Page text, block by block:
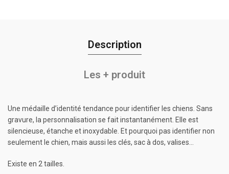
Description
Les + produit
Une médaille d’identité tendance pour identifier les chiens. Sans
gravure, la personnalisation se fait instantanément. Elle est
silencieuse, étanche et inoxydable. Et pourquoi pas identifier non
seulement le chien, mais aussi les clés, sac à dos, valises…
Existe en 2 tailles.